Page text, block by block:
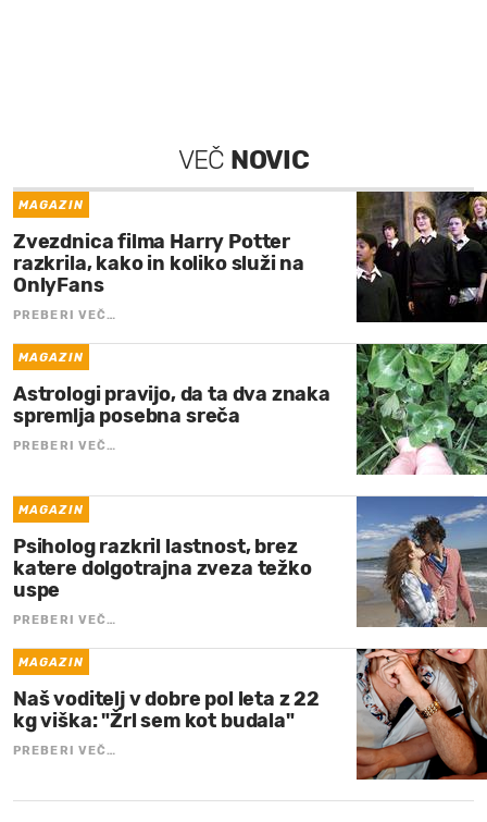
VEČ NOVIC
MAGAZIN
Zvezdnica filma Harry Potter
razkrila, kako in koliko služi na
OnlyFans
PREBERI VEČ…
MAGAZIN
Astrologi pravijo, da ta dva znaka
spremlja posebna sreča
PREBERI VEČ…
MAGAZIN
Psiholog razkril lastnost, brez
katere dolgotrajna zveza težko
uspe
PREBERI VEČ…
MAGAZIN
Naš voditelj v dobre pol leta z 22
kg viška: "Žrl sem kot budala"
PREBERI VEČ…